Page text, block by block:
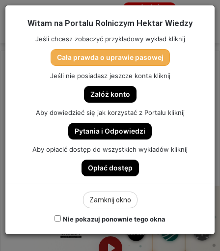
Menu
Jesteś
Strona główna/OSTATNIO DODANE
Prawdziwie Bożych Świąt |
Hektar Wiedzy
BOŻE NARODZENIE 2024
Hektar Wiedzy Admin
Send
email
24 grudnia 2024
Witam na Portalu Rolniczym Hektar Wiedzy
Jeśli chcesz zobaczyć przykładowy wykład kliknij
Cała prawda o uprawie pasowej
Jeśli nie posiadasz jeszcze konta kliknij
Załóż konto
Aby dowiedzieć się jak korzystać z Portalu kliknij
Pytania i Odpowiedzi
Aby opłacić dostęp do wszystkich wykładów kliknij
Opłać dostęp
Zamknij okno
Nie pokazuj ponownie tego okna